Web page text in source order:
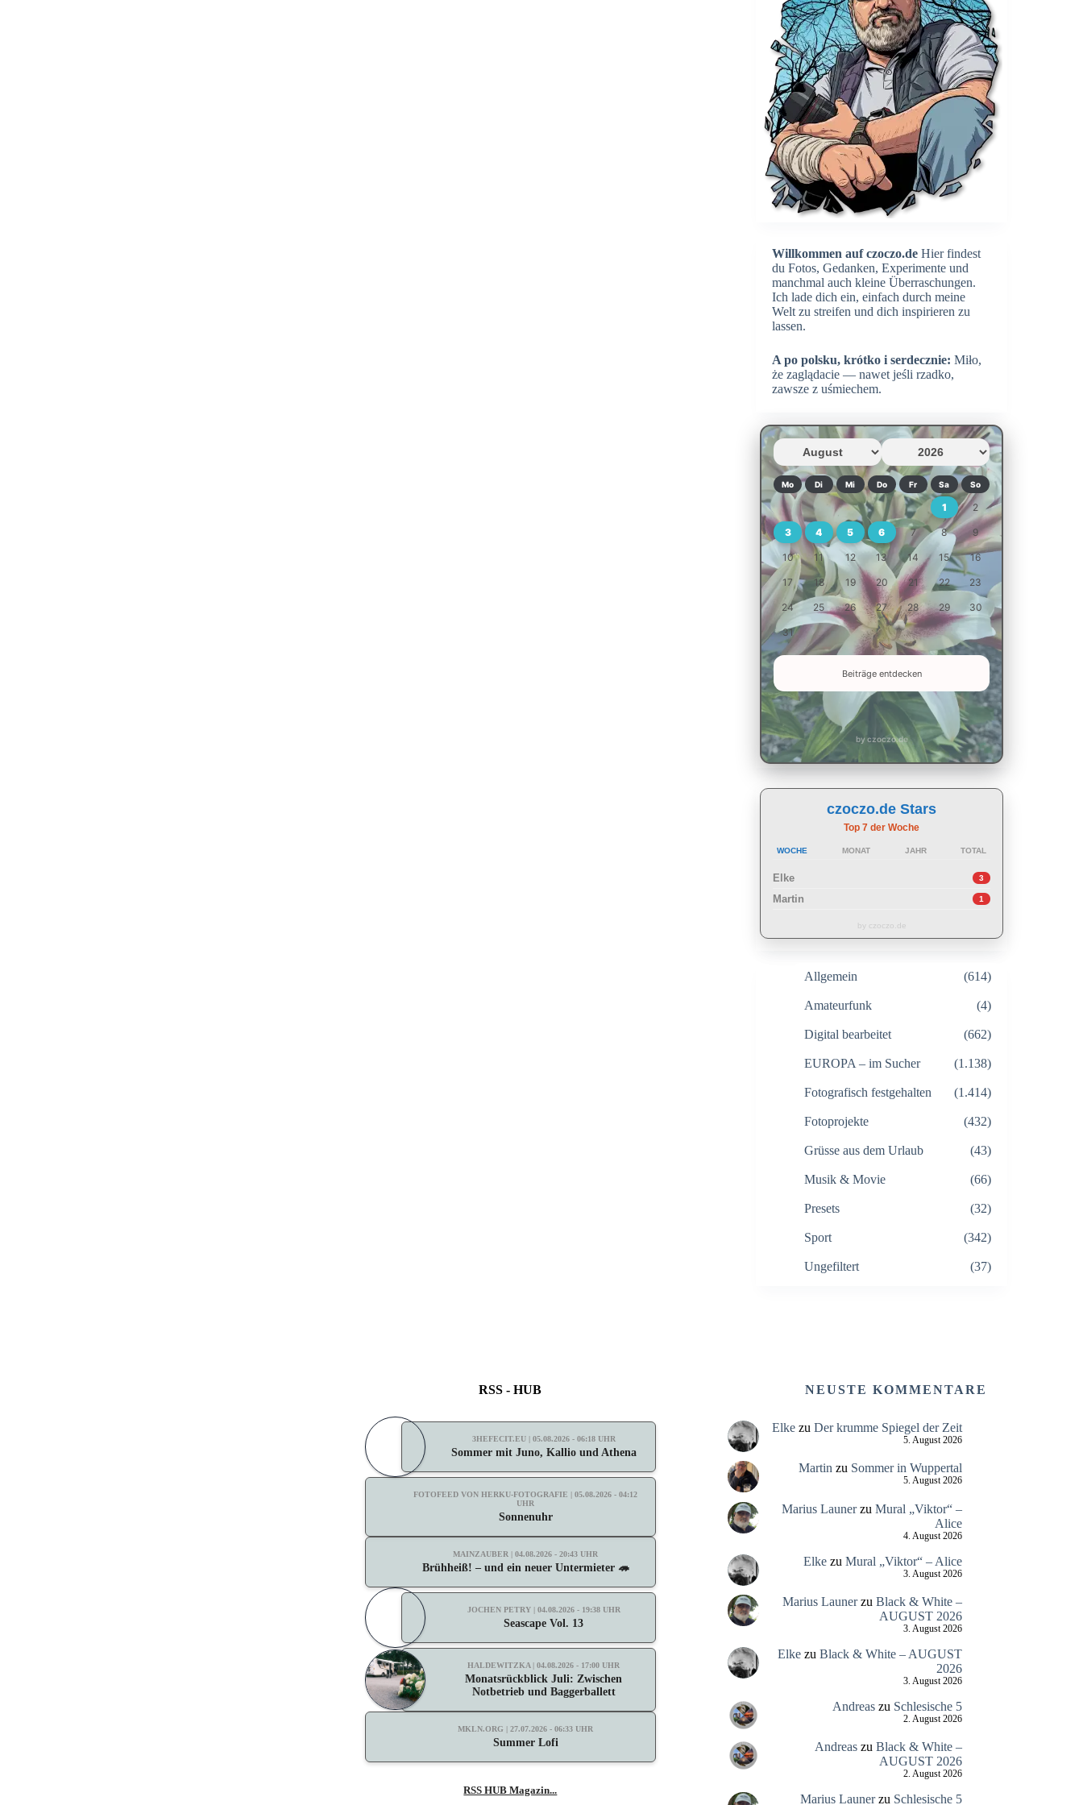
Willkommen auf czoczo.de Hier findest
du Fotos, Gedanken, Experimente und
manchmal auch kleine Überraschungen.
Ich lade dich ein, einfach durch meine
Welt zu streifen und dich inspirieren zu
lassen.
A po polsku, krótko i serdecznie: Miło,
że zaglądacie — nawet jeśli rzadko,
zawsze z uśmiechem.
Mo Di Mi Do Fr Sa So
1 2
3 4 5 6 7 8 9
10 11 12 13 14 15 16
17 18 19 20 21 22 23
24 25 26 27 28 29 30
31
Beiträge entdecken
by czoczo.de
czoczo.de Stars
Top 7 der Woche
WOCHE MONAT JAHR TOTAL
Elke 3
Martin 1
by czoczo.de
Allgemein (614)
Amateurfunk (4)
Digital bearbeitet (662)
EUROPA – im Sucher (1.138)
Fotografisch festgehalten (1.414)
Fotoprojekte (432)
Grüsse aus dem Urlaub (43)
Musik & Movie (66)
Presets (32)
Sport (342)
Ungefiltert (37)
RSS - HUB
3HEFECIT.EU | 05.08.2026 - 06:18 UHR
Sommer mit Juno, Kallio und Athena
FOTOFEED VON HERKU-FOTOGRAFIE | 05.08.2026 - 04:12
UHR
Sonnenuhr
MAINZAUBER | 04.08.2026 - 20:43 UHR
Brühheiß! – und ein neuer Untermieter 🦔
JOCHEN PETRY | 04.08.2026 - 19:38 UHR
Seascape Vol. 13
HALDEWITZKA | 04.08.2026 - 17:00 UHR
Monatsrückblick Juli: Zwischen
Notbetrieb und Baggerballett
MKLN.ORG | 27.07.2026 - 06:33 UHR
Summer Lofi
RSS HUB Magazin...
NEUSTE KOMMENTARE
Elkezu Der krumme Spiegel der Zeit
5. August 2026
Martin zu Sommer in Wuppertal
5. August 2026
Marius Launerzu Mural „Viktor“ –
Alice
4. August 2026
Elkezu Mural „Viktor“ – Alice
3. August 2026
Marius Launerzu Black & White –
AUGUST 2026
3. August 2026
Elkezu Black & White – AUGUST
2026
3. August 2026
Andreaszu Schlesische 5
2. August 2026
Andreaszu Black & White –
AUGUST 2026
2. August 2026
Marius Launerzu Schlesische 5